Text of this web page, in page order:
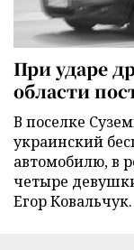
При ударе
области
В поселке
украинский
автомобилю, в
четыре
Егор Ковальчук.